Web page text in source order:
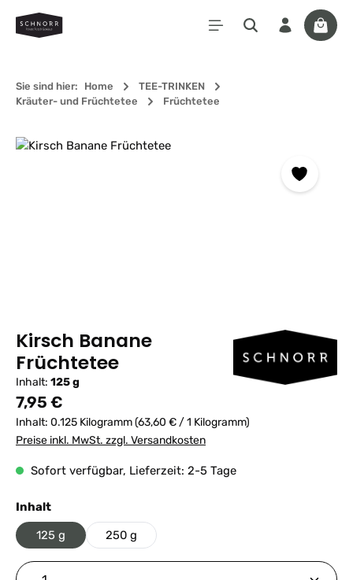
Zum Hauptinhalt springen
Sie sind hier: Home
TEE-TRINKEN
Kräuter- und Früchtetee
Früchtetee
Bildergalerie überspringen
Kirsch Banane
Früchtetee
Inhalt: 125 g
Regulärer Preis:
7,95 €
Inhalt: 0.125 Kilogramm(63,60 € / 1 Kilogramm)
Preise inkl. MwSt. zzgl. Versandkosten
Sofort verfügbar, Lieferzeit: 2-5 Tage
Inhaltauswählen
125 g 250 g
Produkt Anzahl: Gib den gewünschten Wert ein